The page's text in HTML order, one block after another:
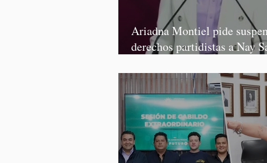
Ariadna Montiel pide
derechos partidistas a Nay